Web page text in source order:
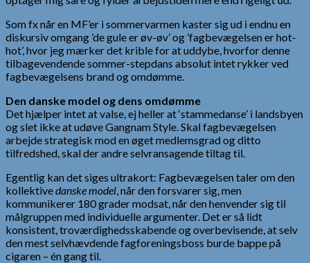
Som fx når en MF’er i sommervarmen kaster sig ud i endnu en
diskursiv omgang ’de gule er øv-øv’ og ’fagbevægelsen er hot-
hot’, hvor jeg mærker det krible for at uddybe, hvorfor denne
tilbagevendende sommer-stepdans absolut intet rykker ved
fagbevægelsens brand og omdømme.
Den danske model og dens omdømme
Det hjælper intet at valse, ej heller at ‘stammedanse’ i landsbyen
og slet ikke at udøve Gangnam Style. Skal fagbevægelsen
arbejde strategisk mod en øget medlemsgrad og ditto
tilfredshed, skal der andre selvransagende tiltag til.
Egentlig kan det siges ultrakort: Fagbevægelsen taler om den
kollektivedanske model, når den forsvarer sig, men
kommunikerer 180 grader modsat, når den henvender sig til
målgruppen med individuelle argumenter. Det er så lidt
konsistent, troværdighedsskabende og overbevisende, at selv
den mest selvhævdende fagforeningsboss burde bappe på
cigaren – én gang til.